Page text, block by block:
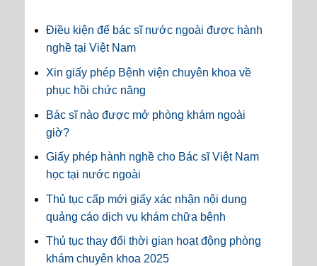
Điều kiện để bác sĩ nước ngoài được hành
nghề tại Việt Nam
Xin giấy phép Bệnh viện chuyên khoa về
phục hồi chức năng
Bác sĩ nào được mở phòng khám ngoài
giờ?
Giấy phép hành nghề cho Bác sĩ Việt Nam
học tại nước ngoài
Thủ tục cấp mới giấy xác nhận nội dung
quảng cáo dịch vụ khám chữa bệnh
Thủ tục thay đổi thời gian hoạt động phòng
khám chuyên khoa 2025